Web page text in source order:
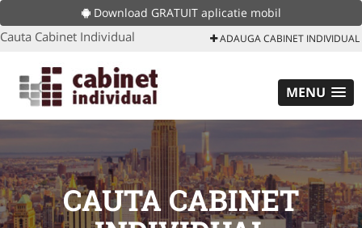
Download GRATUIT aplicatie mobil
Cauta Cabinet Individual ADAUGA CABINET INDIVIDUAL
MENU
CAUTA CABINET